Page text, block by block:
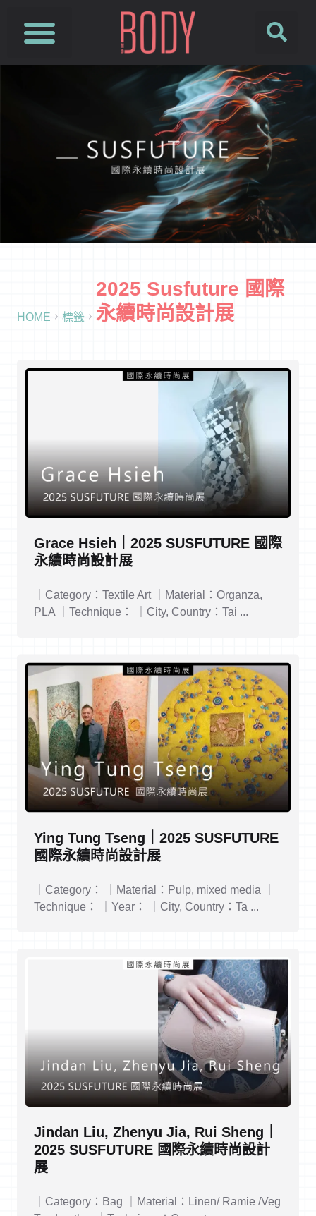
HOME 標籤
2025 Susfuture 國際
永續時尚設計展
Grace Hsieh｜2025 SUSFUTURE 國際
永續時尚設計展
｜Category：Textile Art ｜Material：Organza,
PLA ｜Technique： ｜City, Country：Tai ...
Ying Tung Tseng｜2025 SUSFUTURE
國際永續時尚設計展
｜Category： ｜Material：Pulp, mixed media ｜
Technique： ｜Year： ｜City, Country：Ta ...
Jindan Liu, Zhenyu Jia, Rui Sheng｜
2025 SUSFUTURE 國際永續時尚設計
展
｜Category：Bag ｜Material：Linen/ Ramie /Veg